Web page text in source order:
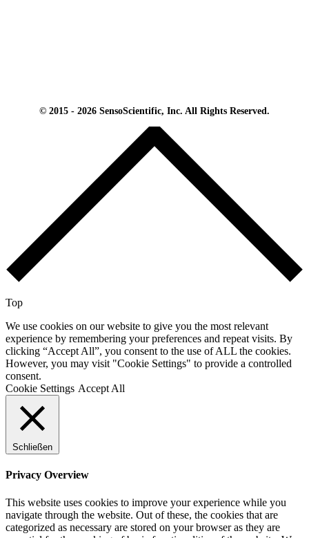
© 2015 - 2026 SensoScientific, Inc. All Rights Reserved.
Top
We use cookies on our website to give you the most relevant
experience by remembering your preferences and repeat visits. By
clicking “Accept All”, you consent to the use of ALL the cookies.
However, you may visit "Cookie Settings" to provide a controlled
consent.
Cookie Settings Accept All
Schließen
Privacy Overview
This website uses cookies to improve your experience while you
navigate through the website. Out of these, the cookies that are
categorized as necessary are stored on your browser as they are